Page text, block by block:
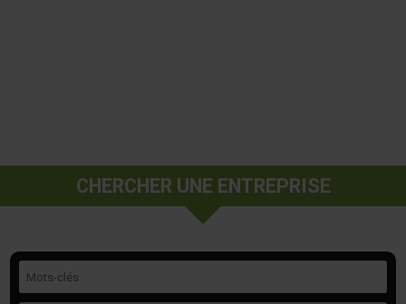
CHERCHER UNE ENTREPRISE